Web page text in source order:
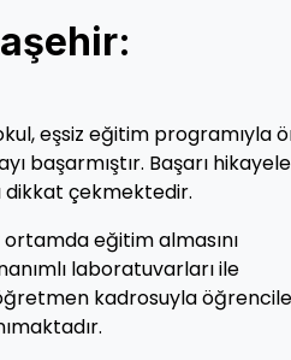
eşsiz eğitim programıyla
başarmıştır. Başarı
dikkat çekmektedir.
eğitim almasını
laboratuvarları ile
kadrosuyla